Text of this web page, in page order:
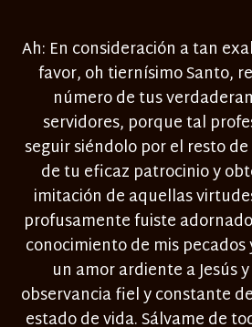
Ah: En consideración a tan
favor, oh tiernísimo Santo,
número de tus
servidores, porque tal
seguir siéndolo por el resto
de tu eficaz patrocinio y
imitación de aquellas
profusamente fuiste
conocimiento de mis
un amor ardiente a Jesús
observancia fiel y constante
estado de vida. Sálvame de